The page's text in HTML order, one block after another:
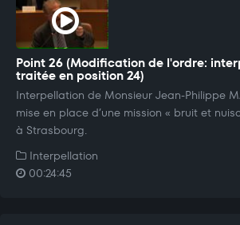
Point 26 (Modification de l'ordre:
traitée en position 24)
Interpellation de Monsieur Jean-Philippe
mise en place d’une mission « bruit et
à Strasbourg.
Interpellation
00:24:45